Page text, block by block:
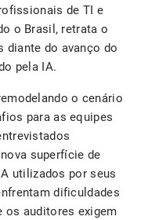
de TI e
o Brasil, retrata o
diante do avanço do
pela IA.
o cenário
para as equipes
superfície de
utilizados por seus
dificuldades
os auditores exigem